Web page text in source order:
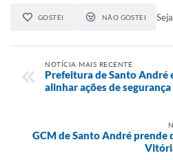
GOSTEI NÃO GOSTEI
NOTÍCIA MAIS RECENTE
Prefeitura de Santo André
alinhar ações de
GCM de Santo André prende